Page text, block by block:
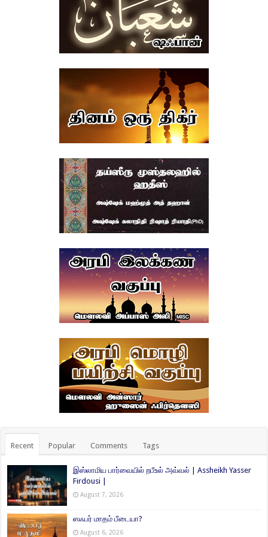
Recent Popular Comments Tags
இஸ்லாமிய பார்வையில் றபீஉல் அவ்வல் | Assheikh Yasser
Firdousi |
August 7, 2026
ஸஃபர் மாதம் பீடையா?
August 6, 2026